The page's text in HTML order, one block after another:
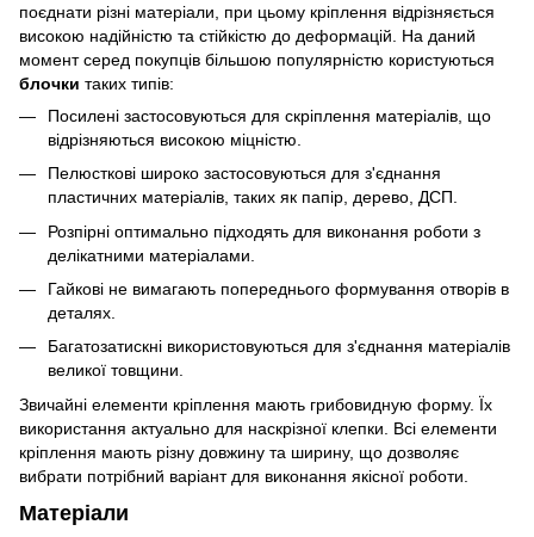
поєднати різні матеріали, при цьому кріплення відрізняється
високою надійністю та стійкістю до деформацій. На даний
момент серед покупців більшою популярністю користуються
блочки таких типів:
Посилені застосовуються для скріплення матеріалів, що
відрізняються високою міцністю.
Пелюсткові широко застосовуються для з'єднання
пластичних матеріалів, таких як папір, дерево, ДСП.
Розпірні оптимально підходять для виконання роботи з
делікатними матеріалами.
Гайкові не вимагають попереднього формування отворів в
деталях.
Багатозатискні використовуються для з'єднання матеріалів
великої товщини.
Звичайні елементи кріплення мають грибовидную форму. Їх
використання актуально для наскрізної клепки. Всі елементи
кріплення мають різну довжину та ширину, що дозволяє
вибрати потрібний варіант для виконання якісної роботи.
Матеріали